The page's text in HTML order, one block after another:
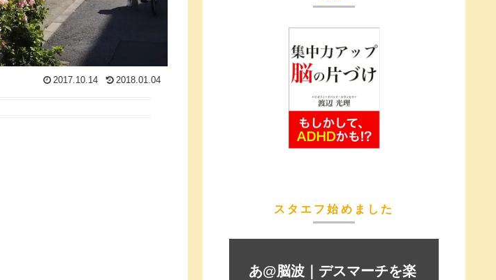
2017.10.14 2018.01.04
スタエフ始めました
あ@脳波｜デスマーチを楽